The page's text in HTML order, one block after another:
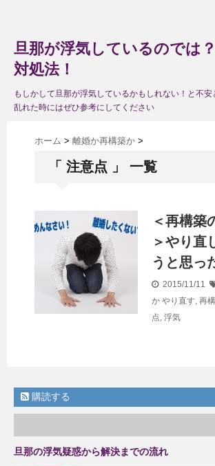
旦那が浮気しているのでは
対処法！
もしかして旦那が浮気しているかもしれない！と不安
乱れた時にはぜひ参考にしてください
ホーム > 離婚か再構築か >
「 注意点 」 一覧
＜再構築
＞やり直
うと思っ
2015/11/11
か やり直す, 再
点, 浮気
購読する
旦那の浮気疑惑から解決までの流れ